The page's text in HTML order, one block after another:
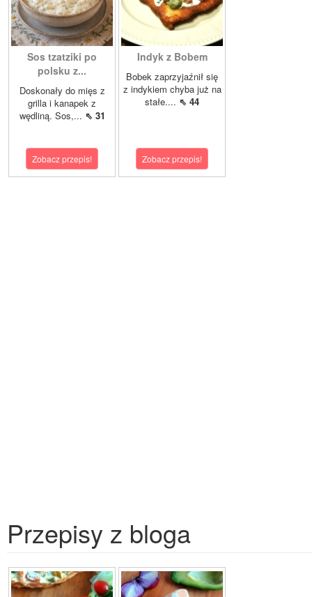
Sos tzatziki po
polsku z...
Doskonały do mięs z
grilla i kanapek z
wędliną. Sos,... ⇖ 31
Zobacz przepis!
Indyk z Bobem
Bobek zaprzyjaźnił się
z indykiem chyba już na
stałe.... ⇖ 44
Zobacz przepis!
Przepisy z bloga